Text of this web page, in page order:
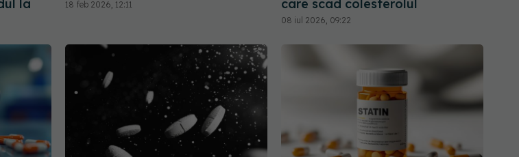
la
18 feb 2026, 12:11
care scad colesterolul
08 iul 2026, 09:22